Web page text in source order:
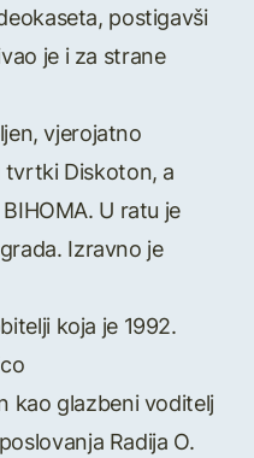
postigavši
je i za strane
vjerojatno
tvrtki Diskoton, a
U ratu je
Izravno je
koja je 1992.
kao glazbeni voditelj
Radija O.